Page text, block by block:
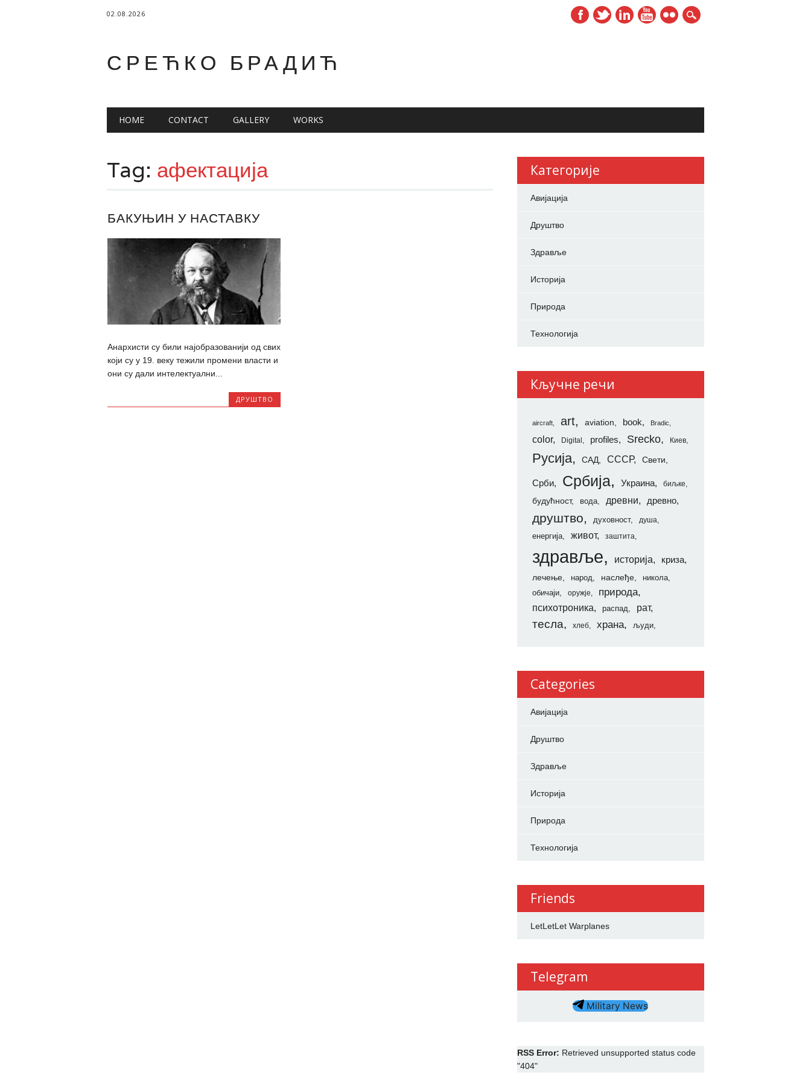
02.08.2026
СРЕЋКО БРАДИЋ
Main menu
HOME CONTACT GALLERY WORKS
Tag: афектација
БАКУЊИН У НАСТАВКУ
Анархисти су били најобразованији од свих
који су у 19. веку тежили промени власти и
они су дали интелектуални...
ДРУШТВО
Категорије
Авијација
Друштво
Здравље
Историја
Природа
Технологија
Кључне речи
aircraft art aviation book Bradic
color Digital profiles Srecko Киев
Русија САД СССР Свети
Срби Србија Украина биљке
будућност вода древни древно
друштво духовност душа
енергија живот заштита
здравље историја
криза
лечење
народ наслеђе
никола
обичаји
оружје природа
психотроника распад рат
тесла хлеб храна људи
Categories
Авијација
Друштво
Здравље
Историја
Природа
Технологија
Friends
LetLetLet Warplanes
Telegram
Military News
RSS Error: Retrieved unsupported status code
"404"